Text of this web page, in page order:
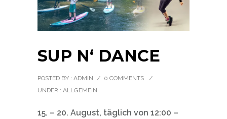
SUP N‘ DANCE
POSTED BY : ADMIN / 0 COMMENTS
/
UNDER : ALLGEMEIN
15. – 20. August, täglich von 12:00 –